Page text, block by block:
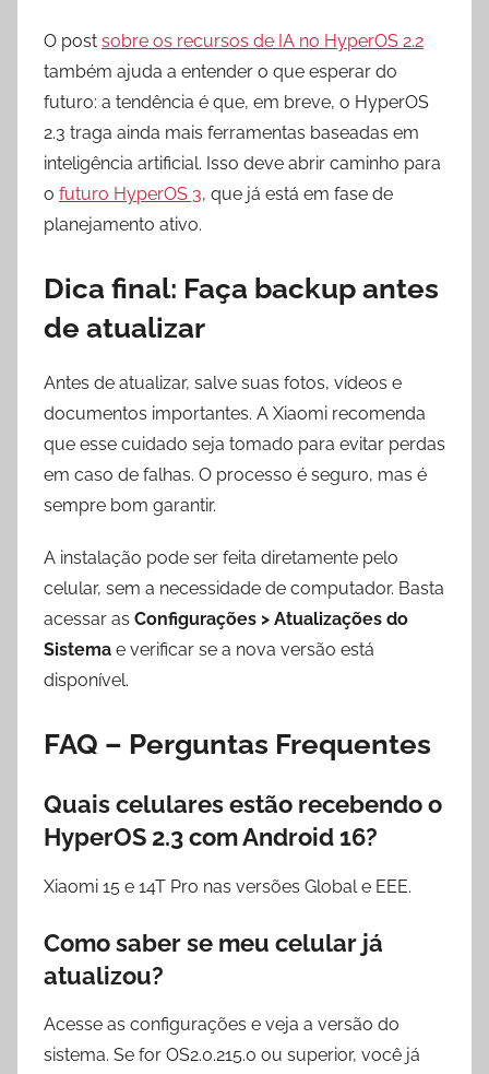
O post sobre os recursos de IA no HyperOS 2.2
também ajuda a entender o que esperar do
futuro: a tendência é que, em breve, o HyperOS
2.3 traga ainda mais ferramentas baseadas em
inteligência artificial. Isso deve abrir caminho para
o futuro HyperOS 3, que já está em fase de
planejamento ativo.
Dica final: Faça backup antes
de atualizar
Antes de atualizar, salve suas fotos, vídeos e
documentos importantes. A Xiaomi recomenda
que esse cuidado seja tomado para evitar perdas
em caso de falhas. O processo é seguro, mas é
sempre bom garantir.
A instalação pode ser feita diretamente pelo
celular, sem a necessidade de computador. Basta
acessar as Configurações > Atualizações do
Sistema e verificar se a nova versão está
disponível.
FAQ – Perguntas Frequentes
Quais celulares estão recebendo o
HyperOS 2.3 com Android 16?
Xiaomi 15 e 14T Pro nas versões Global e EEE.
Como saber se meu celular já
atualizou?
Acesse as configurações e veja a versão do
sistema. Se for OS2.0.215.0 ou superior, você já